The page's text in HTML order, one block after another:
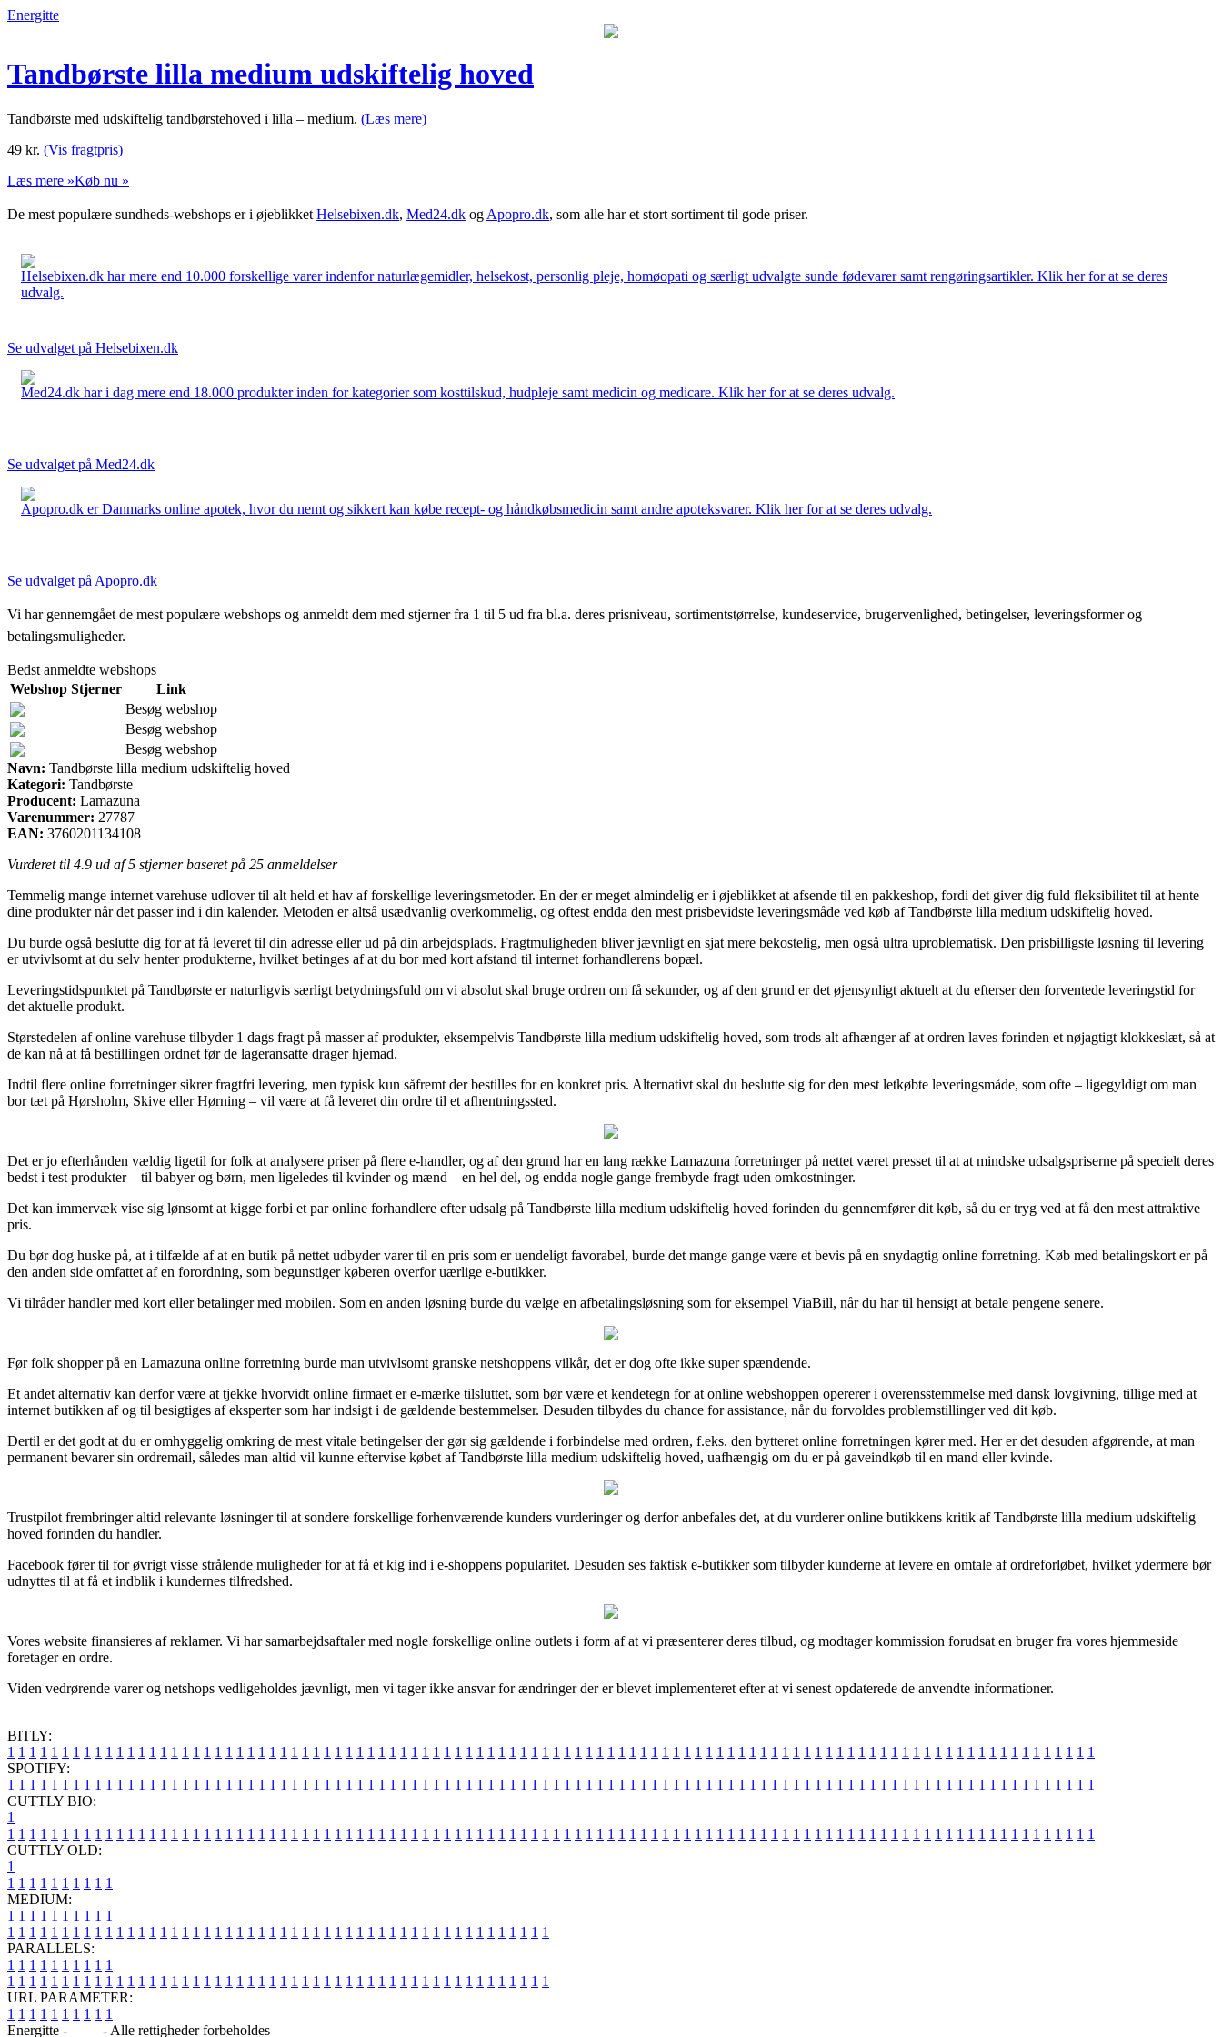
Energitte
Tandbørste lilla medium udskiftelig hoved
Tandbørste med udskiftelig tandbørstehoved i lilla – medium. (Læs mere)
49 kr. (Vis fragtpris)
Læs mere »Køb nu »
De mest populære sundheds-webshops er i øjeblikket Helsebixen.dk, Med24.dk og Apopro.dk, som alle har et stort sortiment til gode priser.
Helsebixen.dk har mere end 10.000 forskellige varer indenfor naturlægemidler, helsekost, personlig pleje, homøopati og særligt udvalgte sunde fødevarer samt rengøringsartikler. Klik her for at se deres
udvalg.
Se udvalget på Helsebixen.dk
Med24.dk har i dag mere end 18.000 produkter inden for kategorier som kosttilskud, hudpleje samt medicin og medicare. Klik her for at se deres udvalg.
Se udvalget på Med24.dk
Apopro.dk er Danmarks online apotek, hvor du nemt og sikkert kan købe recept- og håndkøbsmedicin samt andre apoteksvarer. Klik her for at se deres udvalg.
Se udvalget på Apopro.dk
Vi har gennemgået de mest populære webshops og anmeldt dem med stjerner fra 1 til 5 ud fra bl.a. deres prisniveau, sortimentstørrelse, kundeservice, brugervenlighed, betingelser, leveringsformer og
betalingsmuligheder.
Bedst anmeldte webshops
Webshop Stjerner
Link
Besøg webshop
Besøg webshop
Besøg webshop
Navn: Tandbørste lilla medium udskiftelig hoved
Kategori: Tandbørste
Producent: Lamazuna
Varenummer: 27787
EAN: 3760201134108
Vurderet til 4.9 ud af 5 stjerner baseret på 25 anmeldelser
Temmelig mange internet varehuse udlover til alt held et hav af forskellige leveringsmetoder. En der er meget almindelig er i øjeblikket at afsende til en pakkeshop, fordi det giver dig fuld fleksibilitet til at hente
dine produkter når det passer ind i din kalender. Metoden er altså usædvanlig overkommelig, og oftest endda den mest prisbevidste leveringsmåde ved køb af Tandbørste lilla medium udskiftelig hoved.
Du burde også beslutte dig for at få leveret til din adresse eller ud på din arbejdsplads. Fragtmuligheden bliver jævnligt en sjat mere bekostelig, men også ultra uproblematisk. Den prisbilligste løsning til levering
er utvivlsomt at du selv henter produkterne, hvilket betinges af at du bor med kort afstand til internet forhandlerens bopæl.
Leveringstidspunktet på Tandbørste er naturligvis særligt betydningsfuld om vi absolut skal bruge ordren om få sekunder, og af den grund er det øjensynligt aktuelt at du efterser den forventede leveringstid for
det aktuelle produkt.
Størstedelen af online varehuse tilbyder 1 dags fragt på masser af produkter, eksempelvis Tandbørste lilla medium udskiftelig hoved, som trods alt afhænger af at ordren laves forinden et nøjagtigt klokkeslæt, så at
de kan nå at få bestillingen ordnet før de lageransatte drager hjemad.
Indtil flere online forretninger sikrer fragtfri levering, men typisk kun såfremt der bestilles for en konkret pris. Alternativt skal du beslutte sig for den mest letkøbte leveringsmåde, som ofte – ligegyldigt om man
bor tæt på Hørsholm, Skive eller Hørning – vil være at få leveret din ordre til et afhentningssted.
Det er jo efterhånden vældig ligetil for folk at analysere priser på flere e-handler, og af den grund har en lang række Lamazuna forretninger på nettet været presset til at at mindske udsalgspriserne på specielt deres
bedst i test produkter – til babyer og børn, men ligeledes til kvinder og mænd – en hel del, og endda nogle gange frembyde fragt uden omkostninger.
Det kan immervæk vise sig lønsomt at kigge forbi et par online forhandlere efter udsalg på Tandbørste lilla medium udskiftelig hoved forinden du gennemfører dit køb, så du er tryg ved at få den mest attraktive
pris.
Du bør dog huske på, at i tilfælde af at en butik på nettet udbyder varer til en pris som er uendeligt favorabel, burde det mange gange være et bevis på en snydagtig online forretning. Køb med betalingskort er på
den anden side omfattet af en forordning, som begunstiger køberen overfor uærlige e-butikker.
Vi tilråder handler med kort eller betalinger med mobilen. Som en anden løsning burde du vælge en afbetalingsløsning som for eksempel ViaBill, når du har til hensigt at betale pengene senere.
Før folk shopper på en Lamazuna online forretning burde man utvivlsomt granske netshoppens vilkår, det er dog ofte ikke super spændende.
Et andet alternativ kan derfor være at tjekke hvorvidt online firmaet er e-mærke tilsluttet, som bør være et kendetegn for at online webshoppen opererer i overensstemmelse med dansk lovgivning, tillige med at
internet butikken af og til besigtiges af eksperter som har indsigt i de gældende bestemmelser. Desuden tilbydes du chance for assistance, når du forvoldes problemstillinger ved dit køb.
Dertil er det godt at du er omhyggelig omkring de mest vitale betingelser der gør sig gældende i forbindelse med ordren, f.eks. den bytteret online forretningen kører med. Her er det desuden afgørende, at man
permanent bevarer sin ordremail, således man altid vil kunne eftervise købet af Tandbørste lilla medium udskiftelig hoved, uafhængig om du er på gaveindkøb til en mand eller kvinde.
Trustpilot frembringer altid relevante løsninger til at sondere forskellige forhenværende kunders vurderinger og derfor anbefales det, at du vurderer online butikkens kritik af Tandbørste lilla medium udskiftelig
hoved forinden du handler.
Facebook fører til for øvrigt visse strålende muligheder for at få et kig ind i e-shoppens popularitet. Desuden ses faktisk e-butikker som tilbyder kunderne at levere en omtale af ordreforløbet, hvilket ydermere bør
udnyttes til at få et indblik i kundernes tilfredshed.
Vores website finansieres af reklamer. Vi har samarbejdsaftaler med nogle forskellige online outlets i form af at vi præsenterer deres tilbud, og modtager kommission forudsat en bruger fra vores hjemmeside
foretager en ordre.
Viden vedrørende varer og netshops vedligeholdes jævnligt, men vi tager ikke ansvar for ændringer der er blevet implementeret efter at vi senest opdaterede de anvendte informationer.
BITLY:
1 1 1 1 1 1 1 1 1 1 1 1 1 1 1 1 1 1 1 1 1 1 1 1 1 1 1 1 1 1 1 1 1 1 1 1 1 1 1 1 1 1 1 1 1 1 1 1 1 1 1 1 1 1 1 1 1 1 1 1 1 1 1 1 1 1 1 1 1 1 1 1 1 1 1 1 1 1 1 1 1 1 1 1 1 1 1 1 1 1 1 1 1 1 1 1 1 1 1 1
SPOTIFY:
1 1 1 1 1 1 1 1 1 1 1 1 1 1 1 1 1 1 1 1 1 1 1 1 1 1 1 1 1 1 1 1 1 1 1 1 1 1 1 1 1 1 1 1 1 1 1 1 1 1 1 1 1 1 1 1 1 1 1 1 1 1 1 1 1 1 1 1 1 1 1 1 1 1 1 1 1 1 1 1 1 1 1 1 1 1 1 1 1 1 1 1 1 1 1 1 1 1 1 1
CUTTLY BIO:
1
1 1 1 1 1 1 1 1 1 1 1 1 1 1 1 1 1 1 1 1 1 1 1 1 1 1 1 1 1 1 1 1 1 1 1 1 1 1 1 1 1 1 1 1 1 1 1 1 1 1 1 1 1 1 1 1 1 1 1 1 1 1 1 1 1 1 1 1 1 1 1 1 1 1 1 1 1 1 1 1 1 1 1 1 1 1 1 1 1 1 1 1 1 1 1 1 1 1 1 1
CUTTLY OLD:
1
1 1 1 1 1 1 1 1 1 1
MEDIUM:
1 1 1 1 1 1 1 1 1 1
1 1 1 1 1 1 1 1 1 1 1 1 1 1 1 1 1 1 1 1 1 1 1 1 1 1 1 1 1 1 1 1 1 1 1 1 1 1 1 1 1 1 1 1 1 1 1 1 1 1
PARALLELS:
1 1 1 1 1 1 1 1 1 1
1 1 1 1 1 1 1 1 1 1 1 1 1 1 1 1 1 1 1 1 1 1 1 1 1 1 1 1 1 1 1 1 1 1 1 1 1 1 1 1 1 1 1 1 1 1 1 1 1 1
URL PARAMETER:
1 1 1 1 1 1 1 1 1 1
Energitte -
- Alle rettigheder forbeholdes